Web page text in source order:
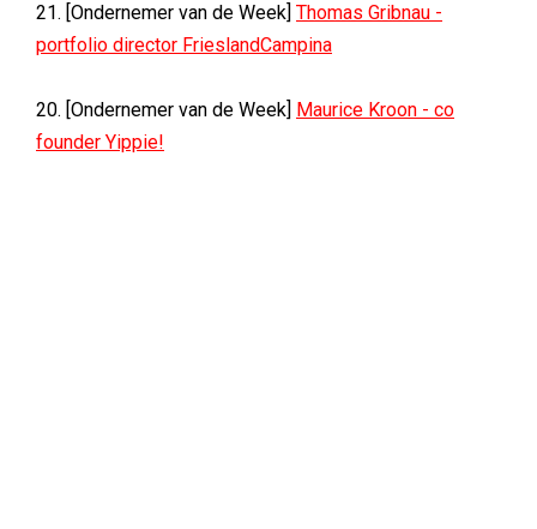
21. [Ondernemer van de Week] Thomas Gribnau -
portfolio director FrieslandCampina
20. [Ondernemer van de Week] Maurice Kroon - co
founder Yippie!